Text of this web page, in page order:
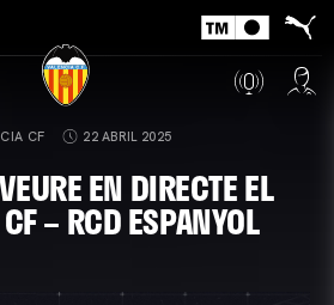
CF 22 ABRIL 2025
EN DIRECTE EL
– RCD ESPANYOL